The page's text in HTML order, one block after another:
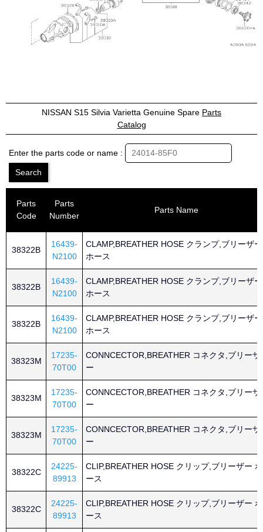
NISSAN S15 Silvia Varietta Genuine Spare Parts
Catalog
Enter the parts code or name :
Parts
Code
Parts
Number
Parts Name
38322B
16439-
N2100
CLAMP,BREATHER HOSE クランプ,ブリーザー
ホース
38322B
16439-
N2100
CLAMP,BREATHER HOSE クランプ,ブリーザー
ホース
38322B
16439-
N2100
CLAMP,BREATHER HOSE クランプ,ブリーザー
ホース
38323M
17235-
70T00
CONNCECTOR,BREATHER コネクタ,ブリーザ
ー
38323M
17235-
70T00
CONNCECTOR,BREATHER コネクタ,ブリーザ
ー
38323M
17235-
70T00
CONNCECTOR,BREATHER コネクタ,ブリーザ
ー
38322C
24225-
89913
CLIP,BREATHER HOSE クリップ,ブリーザー ホ
ース
38322C
24225-
89913
CLIP,BREATHER HOSE クリップ,ブリーザー ホ
ース